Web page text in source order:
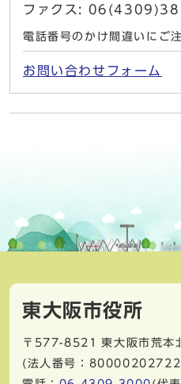
ファクス:
電話番号のかけ間違いにご
お問い合わせフォーム
東大阪市役所
〒577-8521
東大阪市荒本
(法人番号：